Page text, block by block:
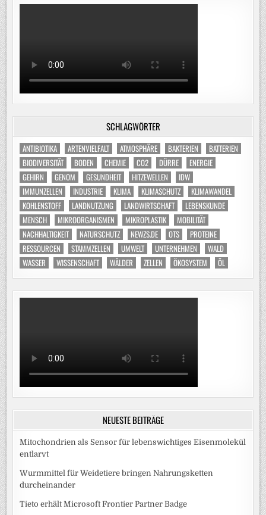
SCHLAGWÖRTER
ANTIBIOTIKA ARTENVIELFALT ATMOSPHÄRE BAKTERIEN
BATTERIEN
BIODIVERSITÄT
BODEN CHEMIE CO2 DÜRRE
ENERGIE
GEHIRN
GENOM GESUNDHEIT HITZEWELLEN
IDW
IMMUNZELLEN
INDUSTRIE KLIMA KLIMASCHUTZ
KLIMAWANDEL
KOHLENSTOFF
LANDNUTZUNG LANDWIRTSCHAFT
LEBENSKUNDE
MENSCH
MIKROORGANISMEN MIKROPLASTIK
MOBILITÄT
NACHHALTIGKEIT
NATURSCHUTZ NEWZS.DE OTS
PROTEINE
RESSOURCEN
STAMMZELLEN UMWELT UNTERNEHMEN
WALD
WASSER
WISSENSCHAFT WÄLDER ZELLEN ÖKOSYSTEM ÖL
NEUESTE BEITRÄGE
Mitochondrien als Sensor für lebenswichtiges Eisenmolekül
entlarvt
Wurmmittel für Weidetiere bringen Nahrungsketten
durcheinander
Tieto erhält Microsoft Frontier Partner Badge